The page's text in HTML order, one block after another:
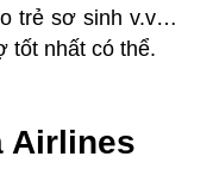
trẻ sơ sinh v.v…
tốt nhất có thể.
Airlines